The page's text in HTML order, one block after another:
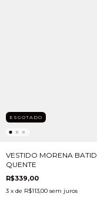
ESGOTADO
VESTIDO MORENA
QUENTE
R$339,00
3 x de R$113,00 sem juros